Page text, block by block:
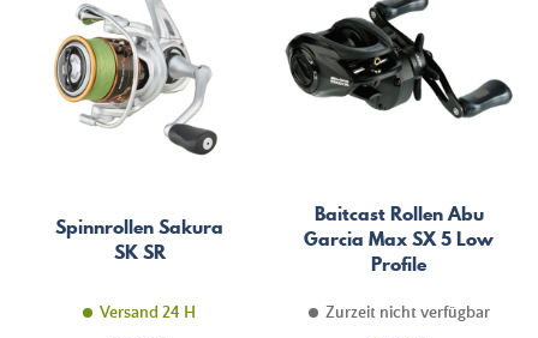
Spinnrollen Sakura
SK SR
Versand 24 H
Baitcast Rollen Abu
Garcia Max SX 5 Low
Profile
Zurzeit nicht verfügbar